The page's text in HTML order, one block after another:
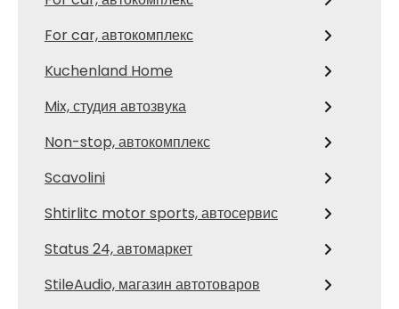
For car, автокомплекс
Kuchenland Home
Mix, студия автозвука
Non-stop, автокомплекс
Scavolini
Shtirlitc motor sports, автосервис
Status 24, автомаркет
StileAudio, магазин автотоваров